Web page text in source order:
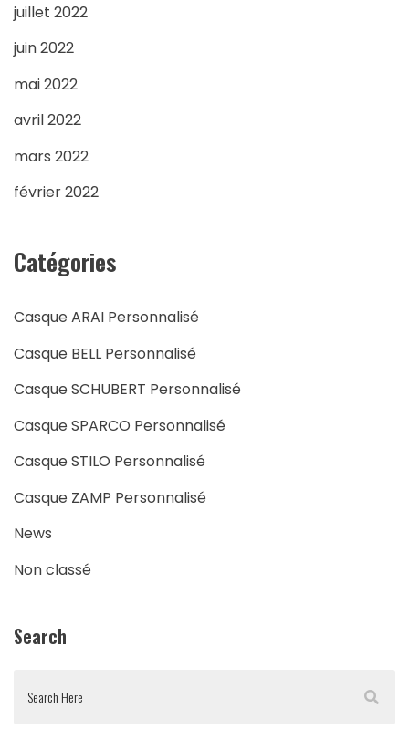
juillet 2022
juin 2022
mai 2022
avril 2022
mars 2022
février 2022
Catégories
Casque ARAI Personnalisé
Casque BELL Personnalisé
Casque SCHUBERT Personnalisé
Casque SPARCO Personnalisé
Casque STILO Personnalisé
Casque ZAMP Personnalisé
News
Non classé
Search